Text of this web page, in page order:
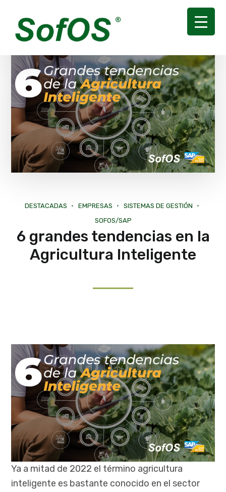
DESTACADAS EMPRESAS
SISTEMAS DE GESTIÓN
SOFOS/SAP
6 grandes tendencias en la
Agricultura Inteligente
Ya a mitad de 2022 el término agricultura
inteligente es bastante conocido en el sector